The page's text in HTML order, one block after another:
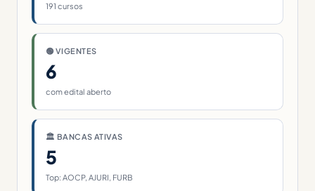
191 cursos
🟢 VIGENTES
6
com edital aberto
🏛 BANCAS ATIVAS
5
Top: AOCP, AJURI, FURB